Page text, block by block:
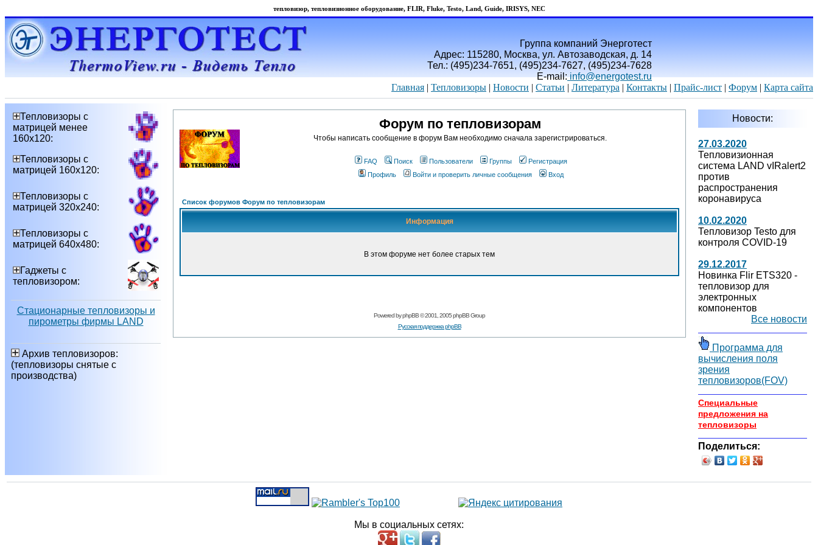
тепловизор, тепловизионное оборудование, FLIR, Fluke, Testo, Land, Guide, IRISYS, NEC
Группа компаний Энерготест
Адрес: 115280, Москва, ул. Автозаводская, д. 14
Тел.: (495)234-7651, (495)234-7627, (495)234-7628
E-mail:info@energotest.ru
Главная | Тепловизоры | Новости | Статьи | Литература | Контакты | Прайс-лист | Форум | Карта сайта
Тепловизоры с
матрицей менее
160х120:
Тепловизоры с
матрицей 160х120:
Тепловизоры с
матрицей 320х240:
Тепловизоры с
матрицей 640х480:
Гаджеты с
тепловизором:
Стационарные тепловизоры и
пирометры фирмы LAND
Архив тепловизоров:
(тепловизоры снятые с
производства)
Форум по тепловизорам
Чтобы написать сообщение в форум Вам необходимо сначала зарегистрироваться.
FAQ Поиск Пользователи Группы
Регистрация
Профиль
Войти и проверить личные сообщения Вход
Список форумов Форум по тепловизорам
Информация
В этом форуме нет более старых тем
Powered byphpBB© 2001, 2005 phpBB Group
Русская поддержка phpBB
Новости:
27.03.2020
Тепловизионная
система LAND vIRalert2
против
распространения
коронавируса
10.02.2020
Тепловизор Testo для
контроля COVID-19
29.12.2017
Новинка Flir ETS320 -
тепловизор для
электронных
компонентов
Все новости
Программа для
вычисления поля
зрения
тепловизоров(FOV)
Специальные
предложения на
тепловизоры
Поделиться:
Мы в социальных сетях: